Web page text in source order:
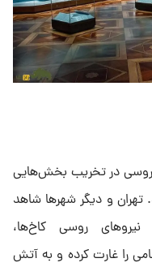
روسی در تخریب بخش‌هایی
تهران و دیگر شهر‌ها شاهد
نیرو‌های روسی کاخ‌ها،
را غارت کرده و به آتش